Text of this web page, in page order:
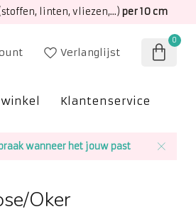
linten, vliezen,...) per 10 cm
Verlanglijst
0
winkel Klantenservice
wanneer het jouw past
Oker